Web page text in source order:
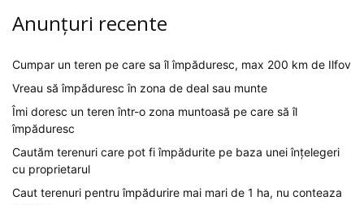
Anunțuri recente
Cumpar un teren pe care sa îl împăduresc, max 200 km de Ilfov
Vreau să împăduresc în zona de deal sau munte
Îmi doresc un teren într-o zona muntoasă pe care să îl
împăduresc
Cautăm terenuri care pot fi împădurite pe baza unei înțelegeri
cu proprietarul
Caut terenuri pentru împădurire mai mari de 1 ha, nu conteaza